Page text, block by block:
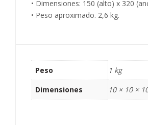
• Dimensiones: 150 (alto) x 320
• Peso aproximado. 2,6 kg.
Peso
1 kg
Dimensiones
10 × 10 ×